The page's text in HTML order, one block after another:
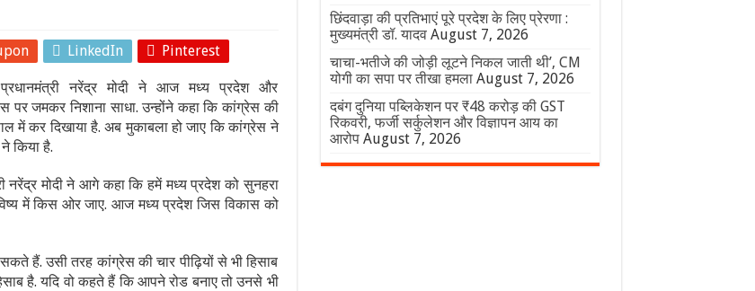
LinkedIn Pinterest
प्रधानमंत्री नरेंद्र मोदी ने आज मध्य प्रदेश और
पर जमकर निशाना साधा. उन्होंने कहा कि कांग्रेस की
में कर दिखाया है. अब मुकाबला हो जाए कि कांग्रेस ने
किया है.
नरेंद्र मोदी ने आगे कहा कि हमें मध्य प्रदेश को सुनहरा
में किस ओर जाए. आज मध्य प्रदेश जिस विकास को
हैं. उसी तरह कांग्रेस की चार पीढ़ियों से भी हिसाब
है. यदि वो कहते हैं कि आपने रोड बनाए तो उनसे भी
छिंदवाड़ा की प्रतिभाएं पूरे प्रदेश के लिए प्रेरणा :
मुख्यमंत्री डॉ. यादव August 7, 2026
चाचा-भतीजे की जोड़ी लूटने निकल जाती थी’, CM
योगी का सपा पर तीखा हमला August 7, 2026
दबंग दुनिया पब्लिकेशन पर ₹48 करोड़ की GST
रिकवरी, फर्जी सर्कुलेशन और विज्ञापन आय का
आरोप August 7, 2026